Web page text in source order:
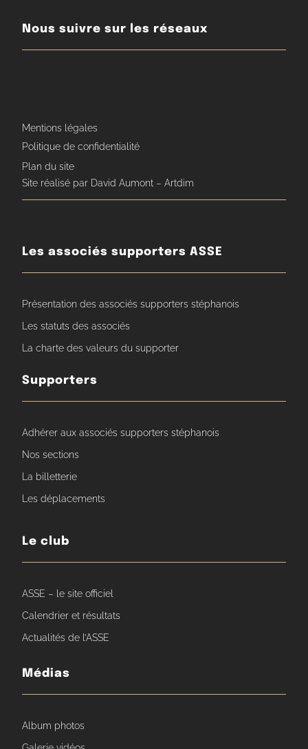
Nous suivre sur les réseaux
Mentions légales
Politique de confidentialité
Plan du site
Site réalisé par David Aumont – Artdim
Les associés supporters ASSE
Présentation des associés supporters stéphanois
Les statuts des associés
La charte des valeurs du supporter
Supporters
Adhérer aux associés supporters stéphanois
Nos sections
La billetterie
Les déplacements
Le club
ASSE – le site officiel
Calendrier et résultats
Actualités de l’ASSE
Médias
Album photos